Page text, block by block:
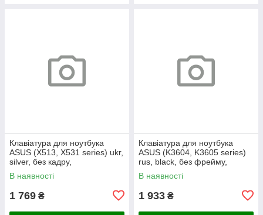
Клавіатура для ноутбука
ASUS (X513, X531 series) ukr,
silver, без кадру,
підсвічування клавіш
В наявності
1 769 ₴
Клавіатура для ноутбука
ASUS (K3604, K3605 series)
rus, black, без фрейму,
підсвічування клавіш
В наявності
1 933 ₴